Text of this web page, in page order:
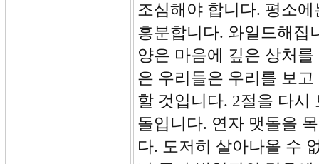
조심해야 합니다. 평소
흥분합니다. 와일드해집
양은 마음에 깊은 상처
은 우리들은 우리를 보
할 것입니다. 2절을 다시
돌입니다. 연자 맷돌을
다. 도저히 살아나올 수